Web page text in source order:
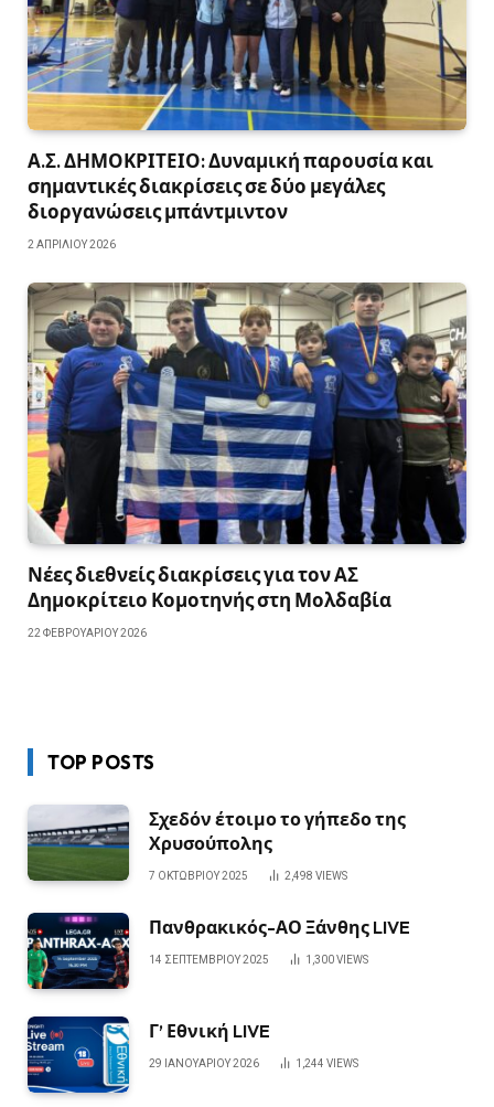
Α.Σ. ΔΗΜΟΚΡΙΤΕΙΟ: Δυναμική παρουσία και
σημαντικές διακρίσεις σε δύο μεγάλες
διοργανώσεις μπάντμιντον
2 ΑΠΡΙΛΊΟΥ 2026
Νέες διεθνείς διακρίσεις για τον ΑΣ
Δημοκρίτειο Κομοτηνής στη Μολδαβία
22 ΦΕΒΡΟΥΑΡΊΟΥ 2026
TOP POSTS
Σχεδόν έτοιμο το γήπεδο της
Χρυσούπολης
7 ΟΚΤΩΒΡΊΟΥ 2025 2,498 VIEWS
Πανθρακικός-ΑΟ Ξάνθης LIVE
14 ΣΕΠΤΕΜΒΡΊΟΥ 2025 1,300VIEWS
Γ’ Εθνική LIVE
29 ΙΑΝΟΥΑΡΊΟΥ 2026 1,244 VIEWS